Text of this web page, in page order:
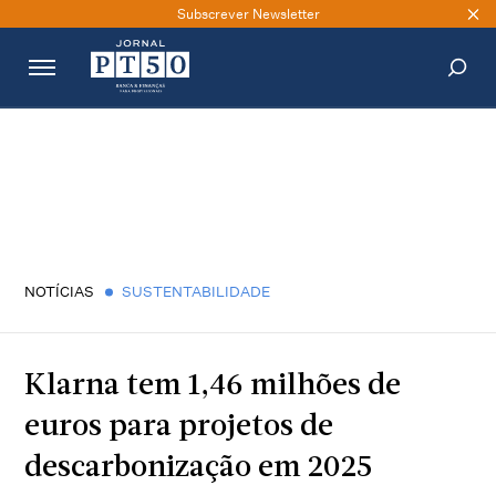
Subscrever Newsletter
NOTÍCIAS SUSTENTABILIDADE
Klarna tem 1,46 milhões de
euros para projetos de
descarbonização em 2025